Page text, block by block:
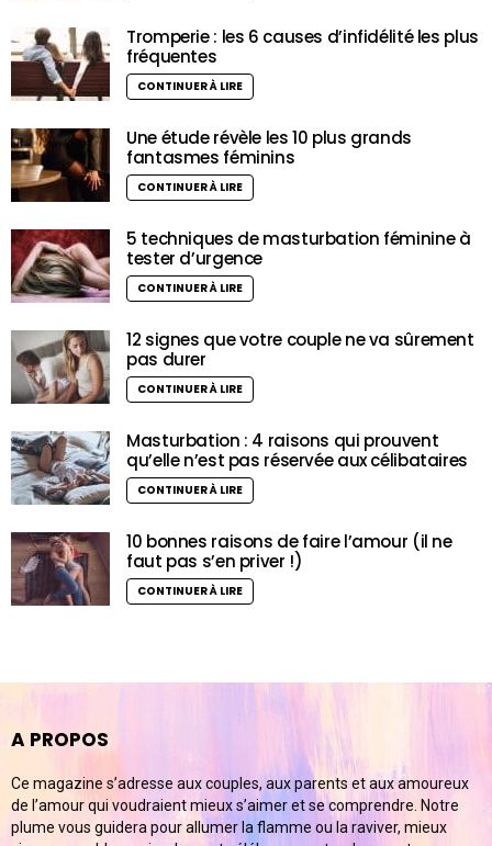
Tromperie : les 6 causes d’infidélité les plus
fréquentes
CONTINUER À LIRE
Une étude révèle les 10 plus grands
fantasmes féminins
CONTINUER À LIRE
5 techniques de masturbation féminine à
tester d’urgence
CONTINUER À LIRE
12 signes que votre couple ne va sûrement
pas durer
CONTINUER À LIRE
Masturbation : 4 raisons qui prouvent
qu’elle n’est pas réservée aux célibataires
CONTINUER À LIRE
10 bonnes raisons de faire l’amour (il ne
faut pas s’en priver !)
CONTINUER À LIRE
A PROPOS
Ce magazine s’adresse aux couples, aux parents et aux amoureux
de l’amour qui voudraient mieux s’aimer et se comprendre. Notre
plume vous guidera pour allumer la flamme ou la raviver, mieux